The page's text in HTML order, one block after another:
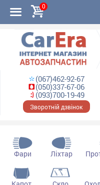
0
(067)462-92-67
(050)337-67-06
(093)700-19-49
Зворотній дзвінок
Фари Ліхтар